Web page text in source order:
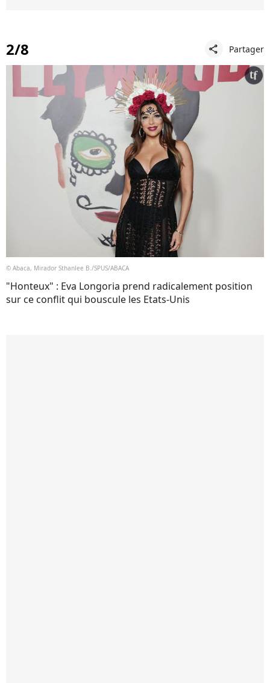
2/8 share Partager
© Abaca, Mirador Sthanlee B./SPUS/ABACA
"Honteux" : Eva Longoria prend radicalement position
sur ce conflit qui bouscule les Etats-Unis